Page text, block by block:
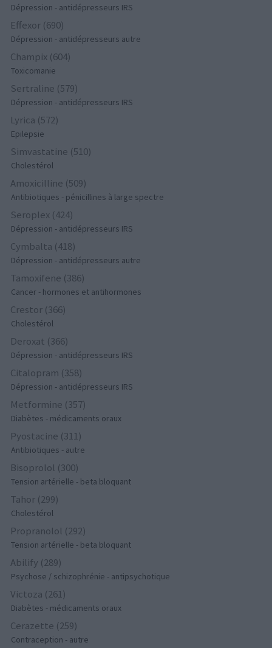
Dépression - antidépresseurs IRS
Effexor (690)
Dépression - antidépresseurs autre
Champix (604)
Toxicomanie
Sertraline (579)
Dépression - antidépresseurs IRS
Lyrica (572)
Epilepsie
Simvastatine (510)
Cholestérol
Amoxicilline (509)
Antibiotiques - pénicillines à large spectre
Seroplex (424)
Dépression - antidépresseurs IRS
Cymbalta (418)
Dépression - antidépresseurs autre
Tamoxifene (386)
Cancer - hormones et antihormones
Crestor (366)
Cholestérol
Deroxat (366)
Dépression - antidépresseurs IRS
Citalopram (358)
Dépression - antidépresseurs IRS
Metformine (357)
Diabètes - médicaments oraux
Pyostacine (311)
Antibiotiques - autre
Bisoprolol (300)
Tension artérielle - beta bloquant
Tahor (299)
Cholestérol
Propranolol (292)
Tension artérielle - beta bloquant
Abilify (289)
Psychose / schizophrénie - antipsychotique
Victoza (261)
Diabètes - médicaments oraux
Cerazette (259)
Contraception - autre